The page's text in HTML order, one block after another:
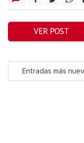
VER POST
Entradas más